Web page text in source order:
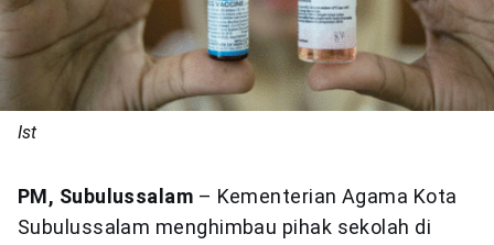
Ist
PM, Subulussalam – Kementerian Agama Kota
Subulussalam menghimbau pihak sekolah di